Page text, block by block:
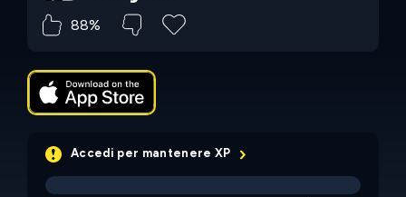
88%
Accedi per mantenere XP